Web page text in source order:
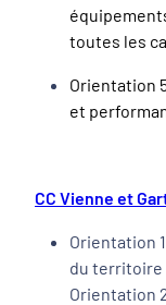
toutes les
Orientation
et
CC Vienne et
Orientation
du territoire
Orientation